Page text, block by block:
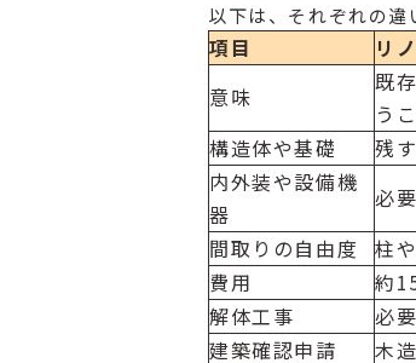
以下は、それぞれの違
項目 リ
意味
既
う
構造体や基礎
残す
内外装や設備機
器
必
間取りの自由度
柱
費用
約
解体工事
必
建築確認申請
木